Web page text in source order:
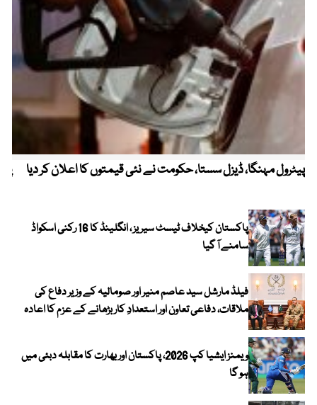
پیٹرول مہنگا، ڈیزل سستا، حکومت نے نئی قیمتوں کا اعلان کر دیا
پاکستان کیخلاف ٹیسٹ سیریز ، انگلینڈ کا 16 رکنی اسکواڈ
سامنے آ گیا
فیلڈ مارشل سید عاصم منیر اور صومالیہ کے وزیر دفاع کی
ملاقات، دفاعی تعاون اور استعدادِ کار بڑھانے کے عزم کا اعادہ
ویمنز ایشیا کپ 2026، پاکستان اور بھارت کا مقابلہ دبئی میں
ہو گا